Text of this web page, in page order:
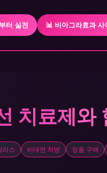
터 실전 📊 비아그라효과 사
치료제와
리스 비대면 처방 정품 구매